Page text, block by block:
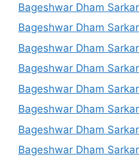
Bageshwar Dham
Bageshwar Dham
Bageshwar Dham
Bageshwar Dham
Bageshwar Dham
Bageshwar Dham
Bageshwar Dham
Bageshwar Dham